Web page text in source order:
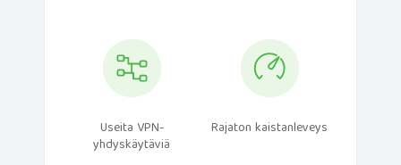
Useita VPN-
yhdyskäytäviä
Rajaton kaistanleveys